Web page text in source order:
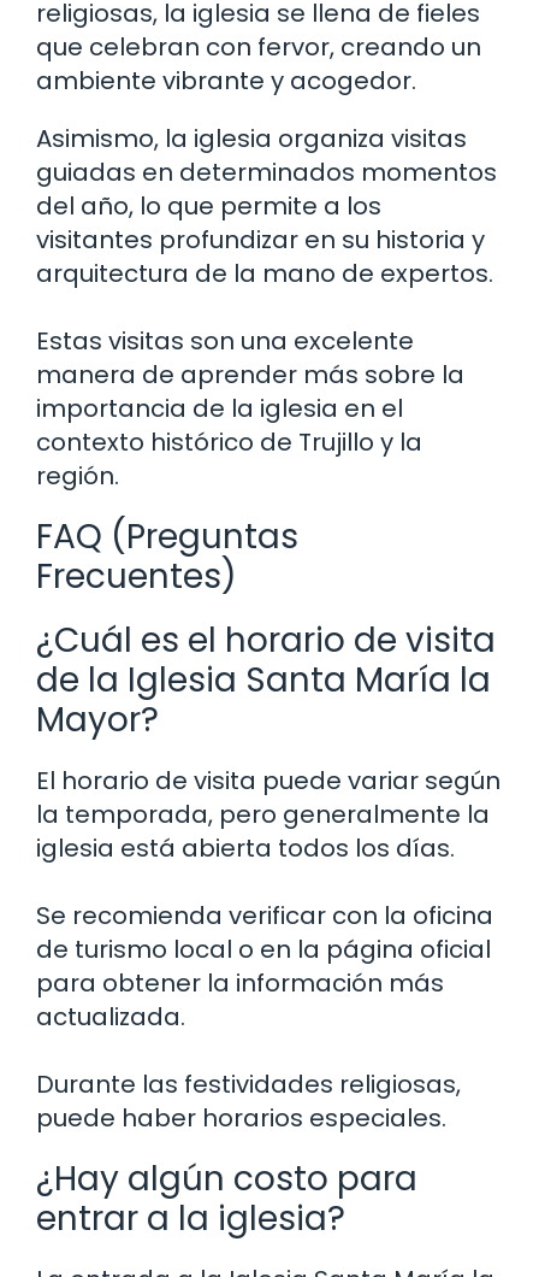
religiosas, la iglesia se llena de fieles
que celebran con fervor, creando un
ambiente vibrante y acogedor.
Asimismo, la iglesia organiza visitas
guiadas en determinados momentos
del año, lo que permite a los
visitantes profundizar en su historia y
arquitectura de la mano de expertos.
Estas visitas son una excelente
manera de aprender más sobre la
importancia de la iglesia en el
contexto histórico de Trujillo y la
región.
FAQ (Preguntas
Frecuentes)
¿Cuál es el horario de visita
de la Iglesia Santa María la
Mayor?
El horario de visita puede variar según
la temporada, pero generalmente la
iglesia está abierta todos los días.
Se recomienda verificar con la oficina
de turismo local o en la página oficial
para obtener la información más
actualizada.
Durante las festividades religiosas,
puede haber horarios especiales.
¿Hay algún costo para
entrar a la iglesia?